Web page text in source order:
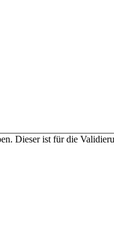
Dieser ist für die